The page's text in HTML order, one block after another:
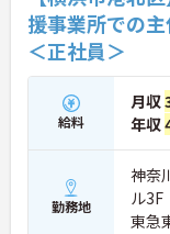
援事業所での
＜正社員＞
給料
月収
年収
勤務地
神奈
ル3F
東急